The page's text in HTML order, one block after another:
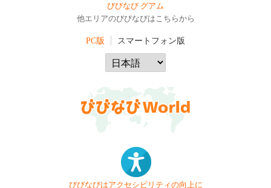
びびなび グアム
他エリアのびびなびはこちらから
PC版 スマートフォン版
びびなびはアクセシビリティの向上に